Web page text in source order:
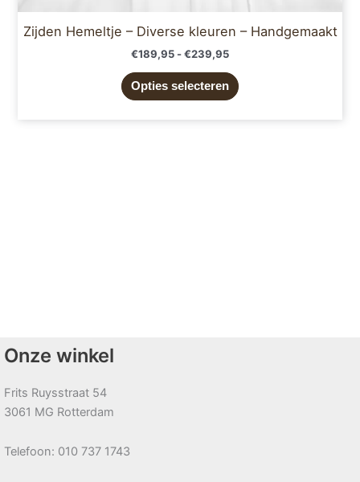
Zijden Hemeltje – Diverse kleuren – Handgemaakt
€189,95 -€239,95
Opties selecteren
Onze winkel
Frits Ruysstraat 54
3061 MG Rotterdam
Telefoon: 010 737 1743